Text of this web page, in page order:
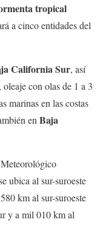
tropical
a cinco entidades del
California Sur, así
con olas de 1 a 3
marinas en las costas
en Baja
ubica al sur-suroeste
km al sur-suroeste
y a mil 010 km al